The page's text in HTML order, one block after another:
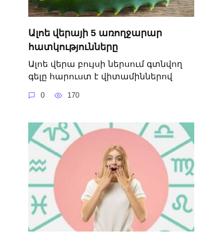
Ալոե վերայի 5 առողջարար
հատկությունները
Ալոե վերա բույսի ներսում գտնվող
գելը հարուստ է վիտամիններով
0 170